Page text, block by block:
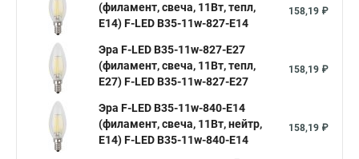
(филамент, свеча, 11Вт, тепл,
E14) F-LED B35-11w-827-E14
158,19 ₽
Эра F-LED B35-11w-827-E27
(филамент, свеча, 11Вт, тепл,
E27) F-LED B35-11w-827-E27
158,19 ₽
Эра F-LED B35-11w-840-E14
(филамент, свеча, 11Вт, нейтр,
E14) F-LED B35-11w-840-E14
158,19 ₽